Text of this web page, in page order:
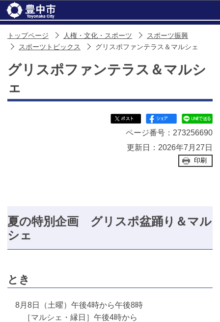
トップページ 人権・文化・スポーツ
スポーツ振興
スポーツトピックス
グリスポファンテラス＆マルシェ
グリスポファンテラス＆マルシ
ェ
ページ番号：273256690
更新日：2026年7月27日
印刷
夏の特別企画 グリスポ盆踊り＆マル
シェ
とき
8月8日（土曜）午後4時から午後8時
［マルシェ・縁日］午後4時から